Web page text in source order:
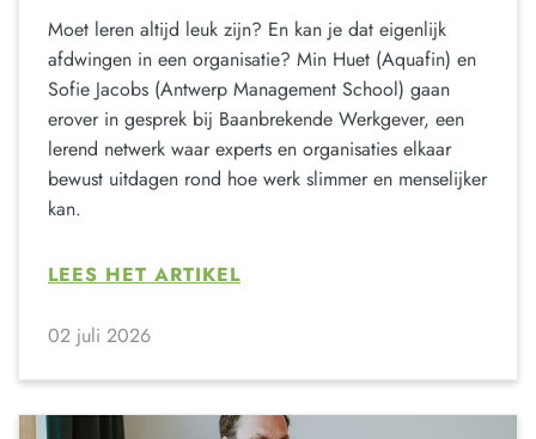
Moet leren altijd leuk zijn? En kan je dat eigenlijk
afdwingen in een organisatie? Min Huet (Aquafin) en
Sofie Jacobs (Antwerp Management School) gaan
erover in gesprek bij Baanbrekende Werkgever, een
lerend netwerk waar experts en organisaties elkaar
bewust uitdagen rond hoe werk slimmer en menselijker
kan.
LEES HET ARTIKEL
02 juli 2026